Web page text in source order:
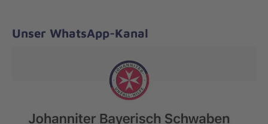
Unser WhatsApp-Kanal